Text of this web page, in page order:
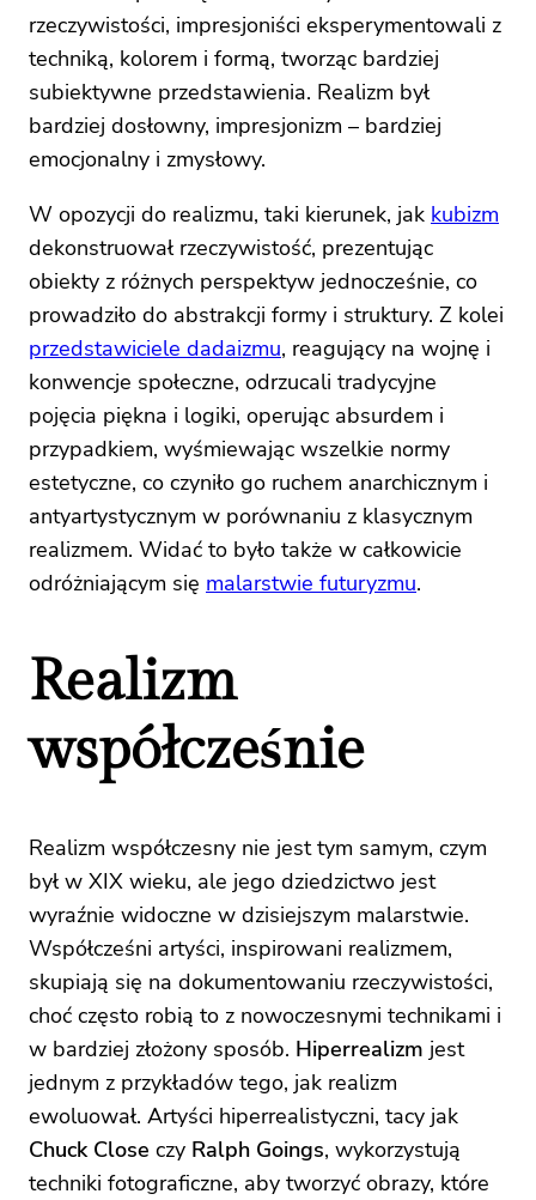
rzeczywistości, impresjoniści eksperymentowali z
techniką, kolorem i formą, tworząc bardziej
subiektywne przedstawienia. Realizm był
bardziej dosłowny, impresjonizm – bardziej
emocjonalny i zmysłowy.
W opozycji do realizmu, taki kierunek, jak kubizm
dekonstruował rzeczywistość, prezentując
obiekty z różnych perspektyw jednocześnie, co
prowadziło do abstrakcji formy i struktury. Z kolei
przedstawiciele dadaizmu, reagujący na wojnę i
konwencje społeczne, odrzucali tradycyjne
pojęcia piękna i logiki, operując absurdem i
przypadkiem, wyśmiewając wszelkie normy
estetyczne, co czyniło go ruchem anarchicznym i
antyartystycznym w porównaniu z klasycznym
realizmem. Widać to było także w całkowicie
odróżniającym się malarstwie futuryzmu.
Realizm
współcześnie
Realizm współczesny nie jest tym samym, czym
był w XIX wieku, ale jego dziedzictwo jest
wyraźnie widoczne w dzisiejszym malarstwie.
Współcześni artyści, inspirowani realizmem,
skupiają się na dokumentowaniu rzeczywistości,
choć często robią to z nowoczesnymi technikami i
w bardziej złożony sposób. Hiperrealizm jest
jednym z przykładów tego, jak realizm
ewoluował. Artyści hiperrealistyczni, tacy jak
Chuck Close czy Ralph Goings, wykorzystują
techniki fotograficzne, aby tworzyć obrazy, które